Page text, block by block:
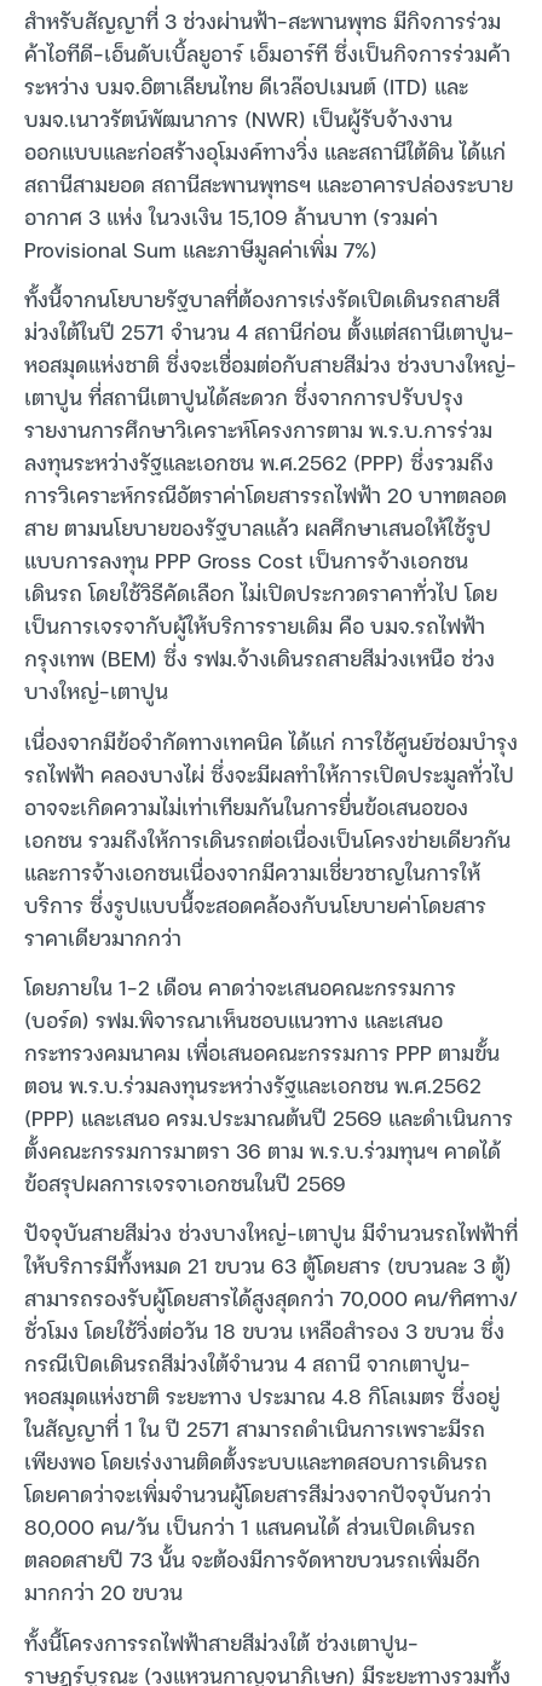
สำหรับสัญญาที่ 3 ช่วงผ่านฟ้า-สะพานพุทธ มีกิจการร่วม
ค้าไอทีดี-เอ็นดับเบิ้ลยูอาร์ เอ็มอาร์ที ซึ่งเป็นกิจการร่วมค้า
ระหว่าง บมจ.อิตาเลียนไทย ดีเวล๊อปเมนต์ (ITD) และ
บมจ.เนาวรัตน์พัฒนาการ (NWR) เป็นผู้รับจ้างงาน
ออกแบบและก่อสร้างอุโมงค์ทางวิ่ง และสถานีใต้ดิน ได้แก่
สถานีสามยอด สถานีสะพานพุทธฯ และอาคารปล่องระบาย
อากาศ 3 แห่ง ในวงเงิน 15,109 ล้านบาท (รวมค่า
Provisional Sum และภาษีมูลค่าเพิ่ม 7%)
ทั้งนี้จากนโยบายรัฐบาลที่ต้องการเร่งรัดเปิดเดินรถสายสี
ม่วงใต้ในปี 2571 จำนวน 4 สถานีก่อน ตั้งแต่สถานีเตาปูน-
หอสมุดแห่งชาติ ซึ่งจะเชื่อมต่อกับสายสีม่วง ช่วงบางใหญ่-
เตาปูน ที่สถานีเตาปูนได้สะดวก ซึ่งจากการปรับปรุง
รายงานการศึกษาวิเคราะห์โครงการตาม พ.ร.บ.การร่วม
ลงทุนระหว่างรัฐและเอกชน พ.ศ.2562 (PPP) ซึ่งรวมถึง
การวิเคราะห์กรณีอัตราค่าโดยสารรถไฟฟ้า 20 บาทตลอด
สาย ตามนโยบายของรัฐบาลแล้ว ผลศึกษาเสนอให้ใช้รูป
แบบการลงทุน PPP Gross Cost เป็นการจ้างเอกชน
เดินรถ โดยใช้วิธีคัดเลือก ไม่เปิดประกวดราคาทั่วไป โดย
เป็นการเจรจากับผู้ให้บริการรายเดิม คือ บมจ.รถไฟฟ้า
กรุงเทพ (BEM) ซึ่ง รฟม.จ้างเดินรถสายสีม่วงเหนือ ช่วง
บางใหญ่-เตาปูน
เนื่องจากมีข้อจำกัดทางเทคนิค ได้แก่ การใช้ศูนย์ซ่อมบำรุง
รถไฟฟ้า คลองบางไผ่ ซึ่งจะมีผลทำให้การเปิดประมูลทั่วไป
อาจจะเกิดความไม่เท่าเทียมกันในการยื่นข้อเสนอของ
เอกชน รวมถึงให้การเดินรถต่อเนื่องเป็นโครงข่ายเดียวกัน
และการจ้างเอกชนเนื่องจากมีความเชี่ยวชาญในการให้
บริการ ซึ่งรูปแบบนี้จะสอดคล้องกับนโยบายค่าโดยสาร
ราคาเดียวมากกว่า
โดยภายใน 1-2 เดือน คาดว่าจะเสนอคณะกรรมการ
(บอร์ด) รฟม.พิจารณาเห็นชอบแนวทาง และเสนอ
กระทรวงคมนาคม เพื่อเสนอคณะกรรมการ PPP ตามขั้น
ตอน พ.ร.บ.ร่วมลงทุนระหว่างรัฐและเอกชน พ.ศ.2562
(PPP) และเสนอ ครม.ประมาณต้นปี 2569 และดำเนินการ
ตั้งคณะกรรมการมาตรา 36 ตาม พ.ร.บ.ร่วมทุนฯ คาดได้
ข้อสรุปผลการเจรจาเอกชนในปี 2569
ปัจจุบันสายสีม่วง ช่วงบางใหญ่-เตาปูน มีจำนวนรถไฟฟ้าที่
ให้บริการมีทั้งหมด 21 ขบวน 63 ตู้โดยสาร (ขบวนละ 3 ตู้)
สามารถรองรับผู้โดยสารได้สูงสุดกว่า 70,000 คน/ทิศทาง/
ชั่วโมง โดยใช้วิ่งต่อวัน 18 ขบวน เหลือสำรอง 3 ขบวน ซึ่ง
กรณีเปิดเดินรถสีม่วงใต้จำนวน 4 สถานี จากเตาปูน-
หอสมุดแห่งชาติ ระยะทาง ประมาณ 4.8 กิโลเมตร ซึ่งอยู่
ในสัญญาที่ 1 ใน ปี 2571 สามารถดำเนินการเพราะมีรถ
เพียงพอ โดยเร่งงานติดตั้งระบบและทดสอบการเดินรถ
โดยคาดว่าจะเพิ่มจำนวนผู้โดยสารสีม่วงจากปัจจุบันกว่า
80,000 คน/วัน เป็นกว่า 1 แสนคนได้ ส่วนเปิดเดินรถ
ตลอดสายปี 73 นั้น จะต้องมีการจัดหาขบวนรถเพิ่มอีก
มากกว่า 20 ขบวน
ทั้งนี้โครงการรถไฟฟ้าสายสีม่วงใต้ ช่วงเตาปูน-
ราษฎร์บูรณะ (วงแหวนกาญจนาภิเษก) มีระยะทางรวมทั้ง